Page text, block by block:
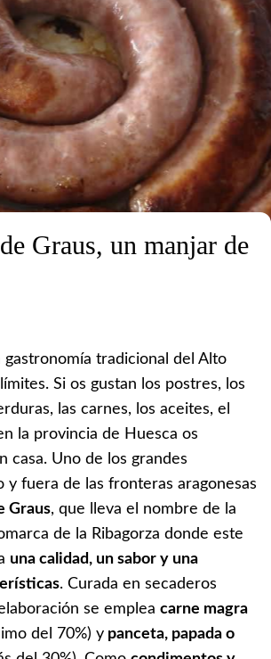
Graus, un manjar de
gastronomía tradicional del Alto
Si os gustan los postres, los
las carnes, los aceites, el
la provincia de Huesca os
casa. Uno de los grandes
y fuera de las fronteras aragonesas
Graus, que lleva el nombre de la
de la Ribagorza donde este
una calidad, un sabor y una
. Curada en secaderos
se emplea carne magra
del 70%) y panceta, papada o